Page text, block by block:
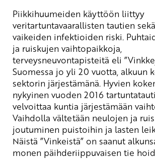
Piikkihuumeiden käyttöön liittyy
veritartuntavaarallisten tautien
vaikeiden infektioiden riski.
ja ruiskujen vaihtopaikkoja,
terveysneuvontapisteitä eli
Suomessa jo yli 20 vuotta, alkuun
sektorin järjestämänä. Hyvien
nykyinen vuoden 2016
velvoittaa kuntia järjestämään
Vaihdolla vältetään neulojen ja
joutuminen puistoihin ja lasten
Näistä ”Vinkeistä” on saanut
monen päihderiippuvaisen tie